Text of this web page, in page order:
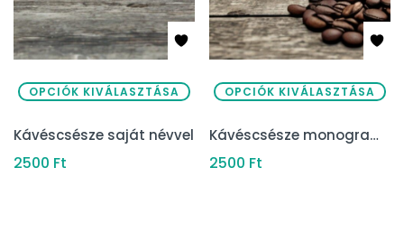
OPCIÓK KIVÁLASZTÁSA
Kávéscsésze saját névvel
2500 Ft
OPCIÓK KIVÁLASZTÁSA
Kávéscsésze monogrammal
2500 Ft